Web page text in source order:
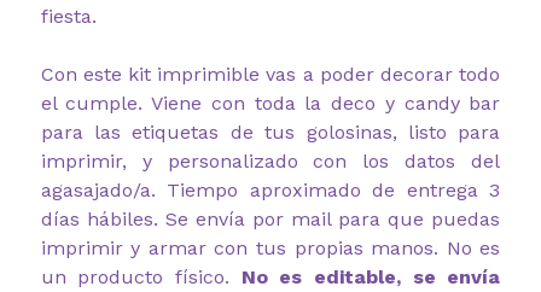
fiesta.
Con este kit imprimible vas a poder decorar todo
el cumple. Viene con toda la deco y candy bar
para las etiquetas de tus golosinas, listo para
imprimir, y personalizado con los datos del
agasajado/a. Tiempo aproximado de entrega 3
días hábiles. Se envía por mail para que puedas
imprimir y armar con tus propias manos. No es
un producto físico. No es editable, se envía